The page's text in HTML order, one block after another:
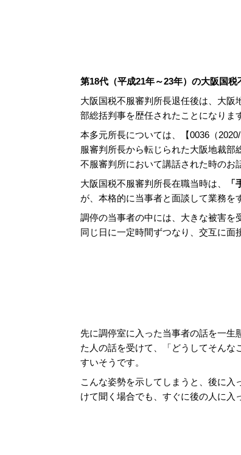
第18代（平成21年～23年）の大阪国
大阪国税不服審判所長退任後は、大
部総括判事を歴任されたことになりま
本多元所長については、【0036（
服審判所長から転じられた大阪地裁部
不服審判所において講話された時のお
大阪国税不服審判所長在職当時は、
が、本格的に当事者と面談して業務を
調停の当事者の中には、大きな被害を
同じ日に一定時間ずつなり、交互に面
先に調停室に入った当事者の話を一
た人の話を受けて、「どうしてそんな
すいそうです。
こんな姿勢を示してしまうと、後に入
けて聞く場合でも、すぐに後の人に入